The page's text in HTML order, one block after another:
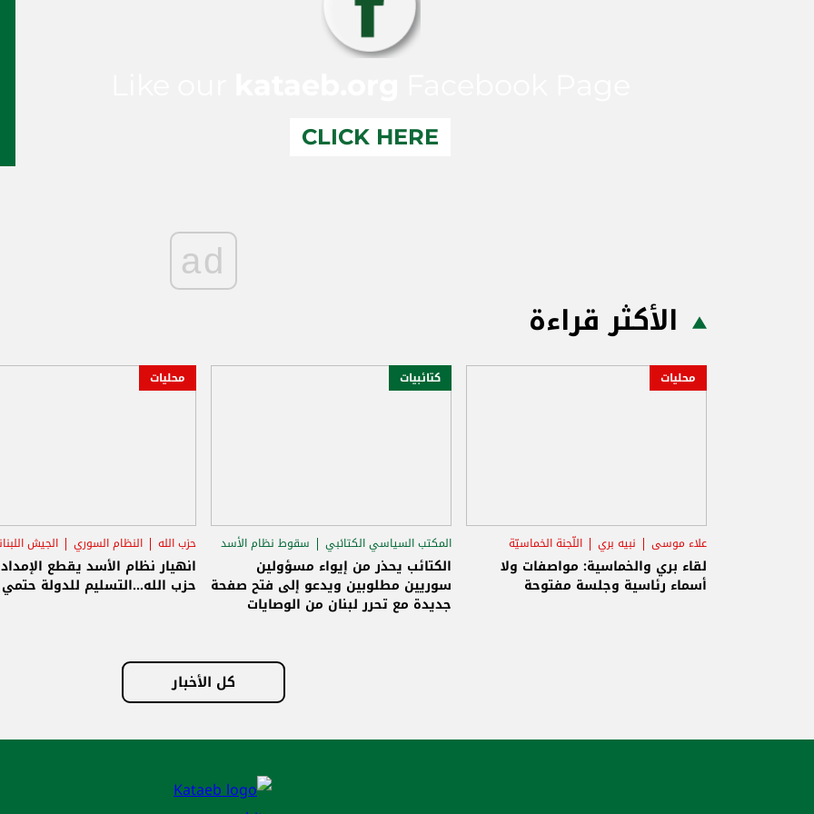
CLICK HERE
ad
الأكثر قراءة
محليات
علاء موسى نبيه بري اللّجنة الخماسيّة
لقاء بري والخماسية: مواصفات ولا
أسماء رئاسية وجلسة مفتوحة
كتائبيات
المكتب السياسي الكتائبي
سقوط نظام الأسد
الاستحقاق الرئاسي
الكتائب يحذر من إيواء مسؤولين
سوريين مطلوبين ويدعو إلى فتح صفحة
جديدة مع تحرر لبنان من الوصايات
محليات
حزب الله النظام السوري الجيش
انهيار نظام الأسد يقطع
حزب الله...التسليم للدولة حتمي
كل الأخبار